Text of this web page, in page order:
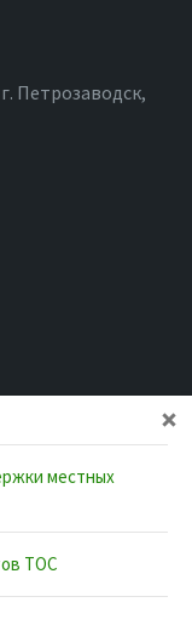
Петрозаводск,
местных
ТОС